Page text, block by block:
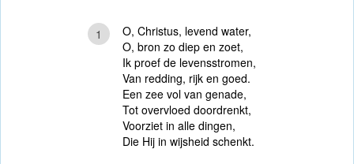
1
O, Christus, levend water,
O, bron zo diep en zoet,
Ik proef de levensstromen,
Van redding, rijk en goed.
Een zee vol van genade,
Tot overvloed doordrenkt,
Voorziet in alle dingen,
Die Hij in wijsheid schenkt.